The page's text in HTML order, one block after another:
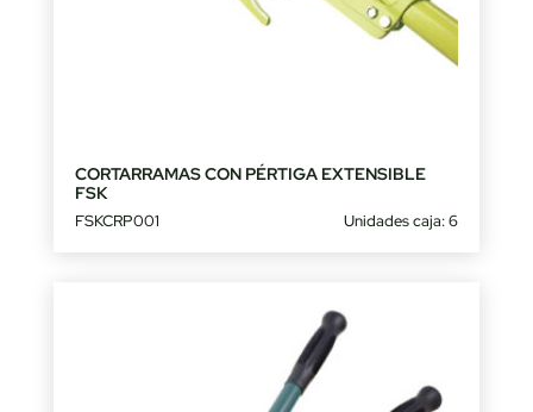
CORTARRAMAS CON PÉRTIGA EXTENSIBLE
FSK
FSKCRP001 Unidades caja: 6